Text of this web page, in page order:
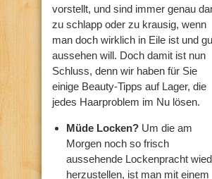
vorstellt, und sind immer genau
zu schlapp oder zu krausig, wenn
man doch wirklich in Eile ist und
aussehen will. Doch damit ist nun
Schluss, denn wir haben für Sie
einige Beauty-Tipps auf Lager, die
jedes Haarproblem im Nu lösen.
Müde Locken? Um die am
Morgen noch so frisch
aussehende Lockenpracht
herzustellen, ist man mit einem